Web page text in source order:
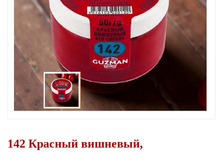
142 Красный вишневый,